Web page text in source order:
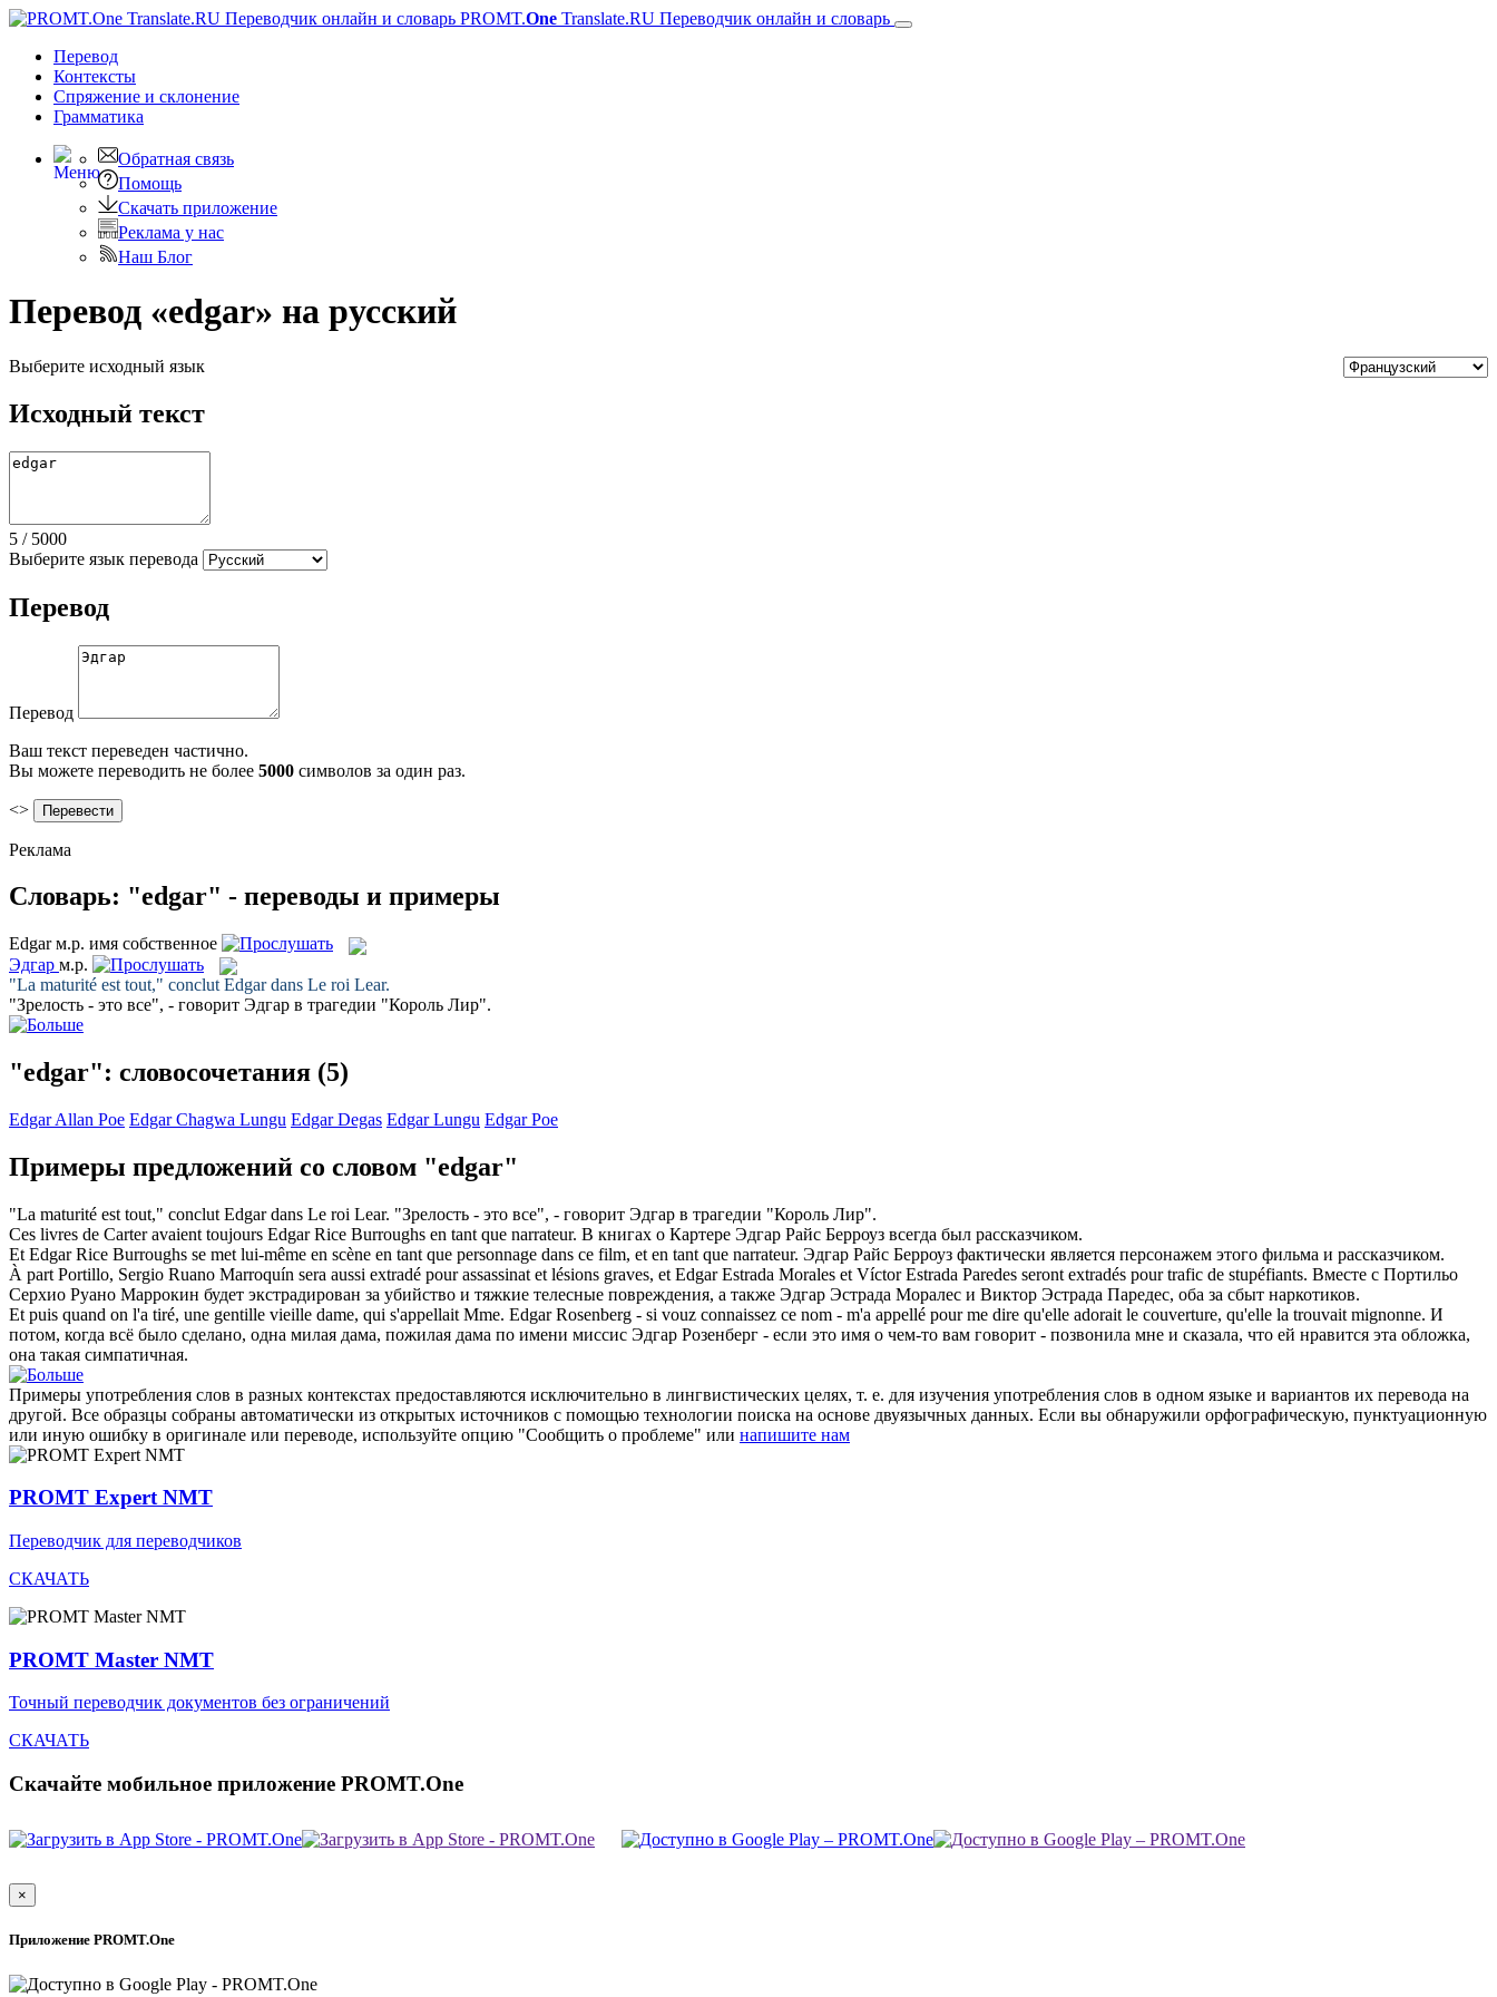
PROMT.One Translate.RU Переводчик онлайн и словарь
Перевод
Контексты
Спряжение и склонение
Грамматика
Обратная связь
Помощь
Скачать приложение
Реклама у нас
Наш Блог
Перевод «edgar» на русский
Выберите исходный язык
Исходный текст
5 / 5000
Выберите язык перевода
Перевод
Перевод
Ваш текст переведен частично.
Вы можете переводить не более 5000 символов за один раз.
<>
Реклама
Словарь: "edgar" - переводы и примеры
Edgar м.р. имя собственное
Эдгар м.р.
"La maturité est tout," conclut Edgardans Le roi Lear.
"Зрелость - это все", - говорит Эдгар в трагедии "Король Лир".
"edgar": словосочетания (5)
Edgar Allan Poe Edgar Chagwa Lungu Edgar Degas Edgar Lungu Edgar Poe
Примеры предложений со словом "edgar"
"La maturité est tout," conclut Edgardans Le roi Lear. "Зрелость - это все", - говорит Эдгар в трагедии "Король Лир".
Ces livres de Carter avaient toujours EdgarRice Burroughs en tant que narrateur. В книгах о Картере Эдгар Райс Берроуз всегда был рассказчиком.
Et EdgarRice Burroughs se met lui-même en scène en tant que personnage dans ce film, et en tant que narrateur. Эдгар Райс Берроуз фактически является персонажем этого фильма и рассказчиком.
À part Portillo, Sergio Ruano Marroquín sera aussi extradé pour assassinat et lésions graves, et EdgarEstrada Morales et Víctor Estrada Paredes seront extradés pour trafic de stupéfiants. Вместе с Портильо
Серхио Руано Маррокин будет экстрадирован за убийство и тяжкие телесные повреждения, а также Эдгар Эстрада Моралес и Виктор Эстрада Паредес, оба за сбыт наркотиков.
Et puis quand on l'a tiré, une gentille vieille dame, qui s'appellait Mme. EdgarRosenberg - si vouz connaissez ce nom - m'a appellé pour me dire qu'elle adorait le couverture, qu'elle la trouvait mignonne. И
потом, когда всё было сделано, одна милая дама, пожилая дама по имени миссис Эдгар Розенберг - если это имя о чем-то вам говорит - позвонила мне и сказала, что ей нравится эта обложка,
она такая симпатичная.
Примеры употребления слов в разных контекстах предоставляются исключительно в лингвистических целях, т. е. для изучения употребления слов в одном языке и вариантов их перевода на
другой. Все образцы собраны автоматически из открытых источников с помощью технологии поиска на основе двуязычных данных. Если вы обнаружили орфографическую, пунктуационную
или иную ошибку в оригинале или переводе, используйте опцию "Сообщить о проблеме" или напишите нам
PROMT Expert NMT
Переводчик для переводчиков
СКАЧАТЬ
PROMT Master NMT
Точный переводчик документов без ограничений
СКАЧАТЬ
Скачайте мобильное приложение PROMT.One
×
Приложение PROMT.One